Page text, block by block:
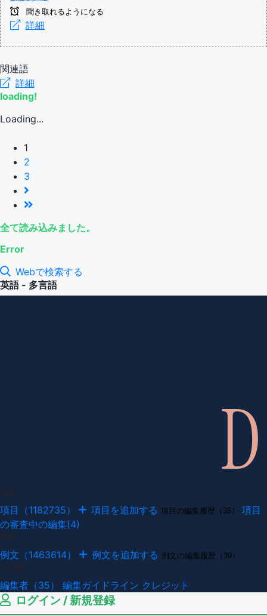
聞き取れるようになる
詳細
関連語
詳細
loading!
Loading...
1
2
3
全て読み込みました。
Error
Webで検索する
英語 - 多言語
項目（1182735） 項目を追加する 項目の編集履歴（35）
項目
の審査中の編集(4)
例文（1463614） 例文を追加する 例文の編集履歴（39）
編集者（35） 編集ガイドライン クレジット
ログイン / 新規登録